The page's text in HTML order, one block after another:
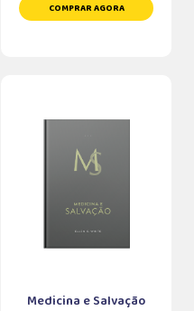
COMPRAR AGORA
Medicina e Salvação